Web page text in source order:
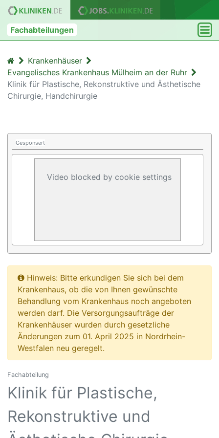
Fachabteilungen
Krankenhäuser
Evangelisches Krankenhaus Mülheim an der Ruhr
Klinik für Plastische, Rekonstruktive und Ästhetische
Chirurgie, Handchirurgie
Gesponsert
Video blocked by cookie settings
Hinweis: Bitte erkundigen Sie sich bei dem
Krankenhaus, ob die von Ihnen gewünschte
Behandlung vom Krankenhaus noch angeboten
werden darf. Die Versorgungsaufträge der
Krankenhäuser wurden durch gesetzliche
Änderungen zum 01. April 2025 in Nordrhein-
Westfalen neu geregelt.
Fachabteilung
Klinik für Plastische,
Rekonstruktive und